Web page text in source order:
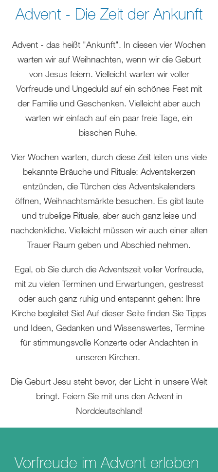
hier:Advent - Die Zeit der Ankunft
Advent - das heißt "Ankunft". In diesen vier Wochen
warten wir auf Weihnachten, wenn wir die Geburt
von Jesus feiern. Vielleicht warten wir voller
Vorfreude und Ungeduld auf ein schönes Fest mit
der Familie und Geschenken. Vielleicht aber auch
warten wir einfach auf ein paar freie Tage, ein
bisschen Ruhe.
Vier Wochen warten, durch diese Zeit leiten uns viele
bekannte Bräuche und Rituale: Adventskerzen
entzünden, die Türchen des Adventskalenders
öffnen, Weihnachtsmärkte besuchen. Es gibt laute
und trubelige Rituale, aber auch ganz leise und
nachdenkliche. Vielleicht müssen wir auch einer alten
Trauer Raum geben und Abschied nehmen.
Egal, ob Sie durch die Adventszeit voller Vorfreude,
mit zu vielen Terminen und Erwartungen, gestresst
oder auch ganz ruhig und entspannt gehen: Ihre
Kirche begleitet Sie! Auf dieser Seite finden Sie Tipps
und Ideen, Gedanken und Wissenswertes, Termine
für stimmungsvolle Konzerte oder Andachten in
unseren Kirchen.
Die Geburt Jesu steht bevor, der Licht in unsere Welt
bringt. Feiern Sie mit uns den Advent in
Norddeutschland!
Vorfreude im Advent erleben